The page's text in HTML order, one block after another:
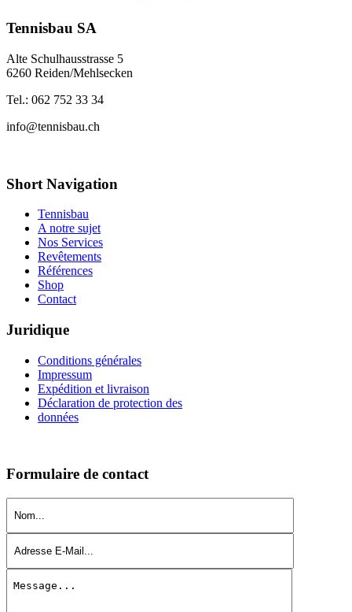
Tennisbau SA
Alte Schulhausstrasse 5
6260 Reiden/Mehlsecken
Tel.: 062 752 33 34
info@tennisbau.ch
Short Navigation
Tennisbau
A notre sujet
Nos Services
Revêtements
Références
Shop
Contact
Juridique
Conditions générales
Impressum
Expédition et livraison
Déclaration de protection des
données
Formulaire de contact